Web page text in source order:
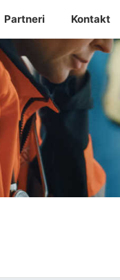
Partneri Kontakt